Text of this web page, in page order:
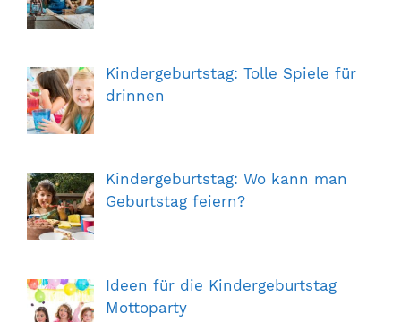
Kindergeburtstag: Tolle Spiele für
drinnen
Kindergeburtstag: Wo kann man
Geburtstag feiern?
Ideen für die Kindergeburtstag
Mottoparty